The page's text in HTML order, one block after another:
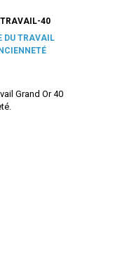
40
DU TRAVAIL
Grand Or 40